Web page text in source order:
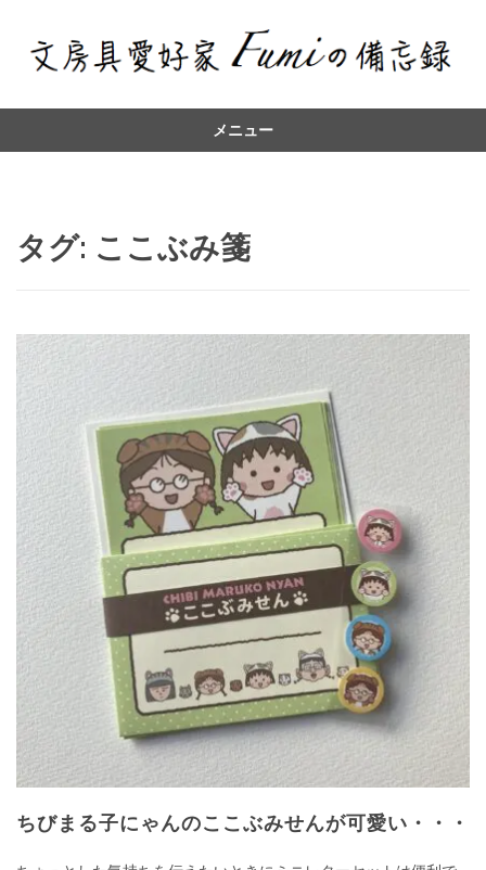
メニュー
タグ: ここぶみ箋
ちびまる子にゃんのここぶみせんが可愛い・・・